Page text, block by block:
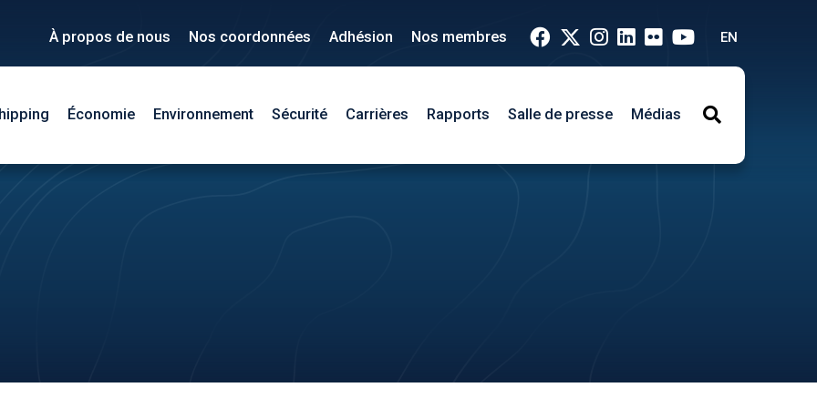
À propos de nous Nos coordonnées Adhésion Nos membres EN
Économie Environnement Sécurité Carrières Rapports Salle de presse Médias
Search